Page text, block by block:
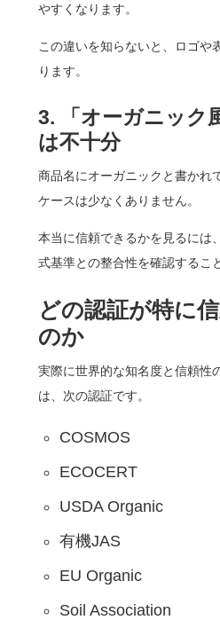
やすくなります。
この違いを知らないと、ロゴや
ります。
3. 「オーガニック
は不十分
商品名にオーガニックと書かれ
ケースは少なくありません。
本当に信頼できるかを見るには
式基準との整合性を確認するこ
どの認証が特に
のか
実際に世界的な知名度と信頼性
は、次の認証です。
COSMOS
ECOCERT
USDA Organic
有機JAS
EU Organic
Soil Association